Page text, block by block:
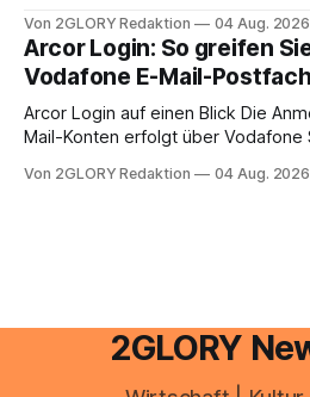
abwesenheiten und die gesamte
Ihr personal digital zu organisieren.
erfahren Sie alles, was Sie für
brauchen, von der Registrierung
Von 2GLORY Redaktion 04 Aug. 2026
Arcor Login: So greifen
Vodafone E-Mail-
Arcor Login auf einen Blick Die Anmeldung für alte Arcor-E-
Mail-Konten erfolgt über Vodafone
besitzt, loggt sich heute über das
Von 2GLORY Redaktion 04 Aug. 2026
2GLORY